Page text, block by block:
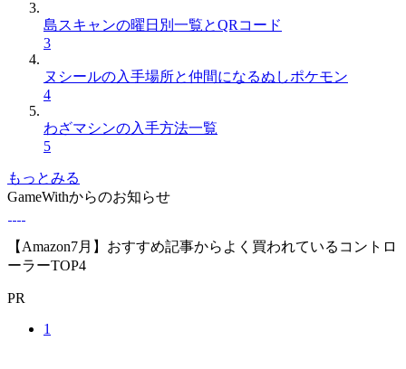
島スキャンの曜日別一覧とQRコード
3
ヌシールの入手場所と仲間になるぬしポケモン
4
わざマシンの入手方法一覧
5
もっとみる
GameWithからのお知らせ
【Amazon7月】おすすめ記事からよく買われているコントロ
ーラーTOP4
PR
1